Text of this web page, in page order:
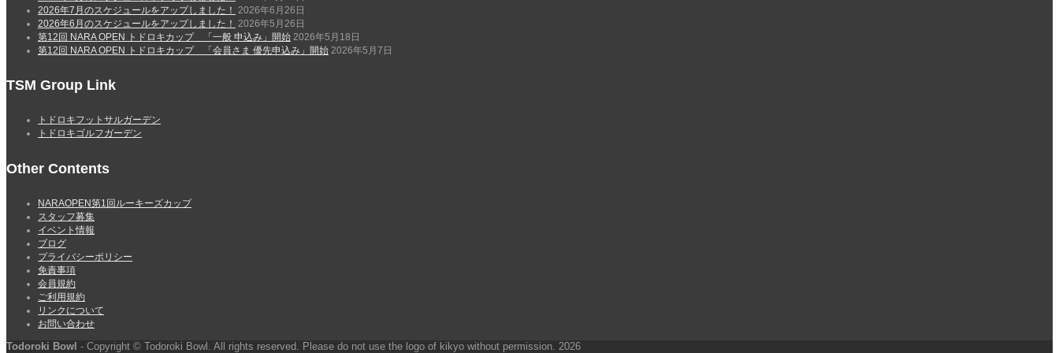
2026年7月のスケジュールをアップしました！
2026年6月26日
2026年6月のスケジュールをアップしました！
2026年5月26日
第12回 NARA OPEN トドロキカップ 「一般 申込み」開始 2026年5月18日
第12回 NARA OPEN トドロキカップ 「会員さま 優先申込み」開始 2026年5月7日
TSM Group Link
トドロキフットサルガーデン
トドロキゴルフガーデン
Other Contents
NARAOPEN第1回ルーキーズカップ
スタッフ募集
イベント情報
ブログ
プライバシーポリシー
免責事項
会員規約
ご利用規約
リンクについて
お問い合わせ
Todoroki Bowl - Copyright © Todoroki Bowl. All rights reserved. Please do not use the logo of kikyo without permission. 2026